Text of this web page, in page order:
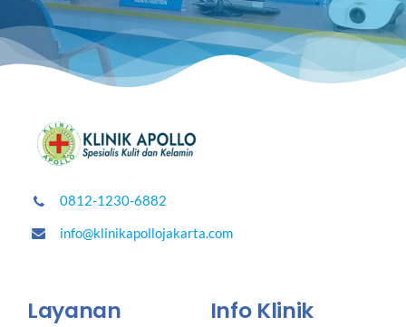
0812-1230-6882
info@klinikapollojakarta.com
Layanan Info Klinik